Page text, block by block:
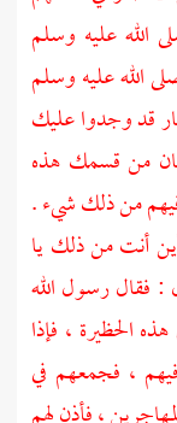
الله عليه وسلم
الله عليه وسلم
قد وجدوا عليك
من قسمك هذه
من ذلك شيء .
أنت من ذلك يا
فقال رسول الله
الحظيرة ، فإذا
، فجمعهم في